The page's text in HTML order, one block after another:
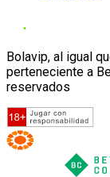
Bolavip, al igual
perteneciente a
reservados